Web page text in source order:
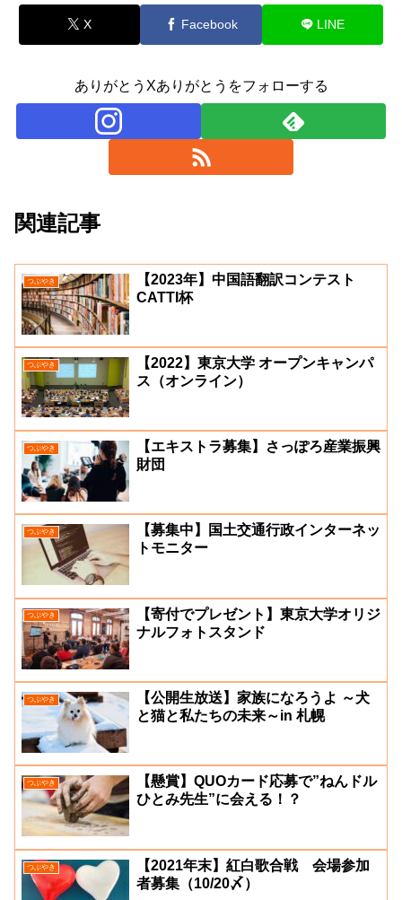
X Facebook LINE
ありがとうXありがとうをフォローする
関連記事
つぶやき
【2023年】中国語翻訳コンテスト
CATTI杯
つぶやき
【2022】東京大学 オープンキャンパ
ス（オンライン）
つぶやき
【エキストラ募集】さっぽろ産業振興
財団
つぶやき
【募集中】国土交通行政インターネッ
トモニター
つぶやき
【寄付でプレゼント】東京大学オリジ
ナルフォトスタンド
つぶやき
【公開生放送】家族になろうよ ～犬
と猫と私たちの未来～in 札幌
つぶやき
【懸賞】QUOカード応募で”ねんドル
ひとみ先生”に会える！？
つぶやき
【2021年末】紅白歌合戦 会場参加
者募集（10/20〆）